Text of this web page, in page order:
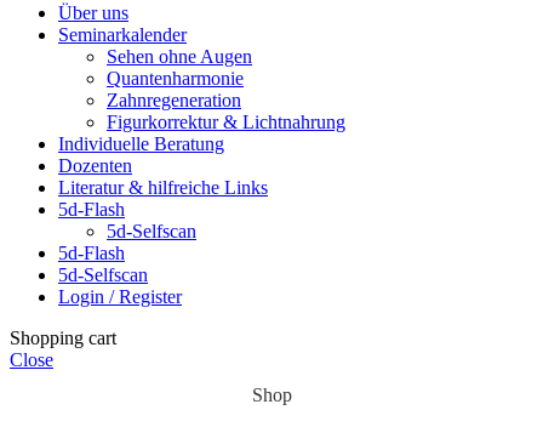
Über uns
Seminarkalender
Sehen ohne Augen
Quantenharmonie
Zahnregeneration
Figurkorrektur & Lichtnahrung
Individuelle Beratung
Dozenten
Literatur & hilfreiche Links
5d-Flash
5d-Selfscan
5d-Flash
5d-Selfscan
Login / Register
Shopping cart
Close
Shop